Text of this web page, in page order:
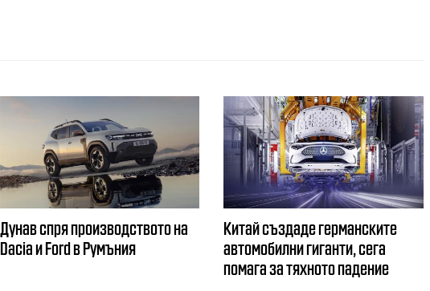
Дунав спря производството на
Dacia и Ford в Румъния
Китай създаде германските
автомобилни гиганти, сега
помага за тяхното падение